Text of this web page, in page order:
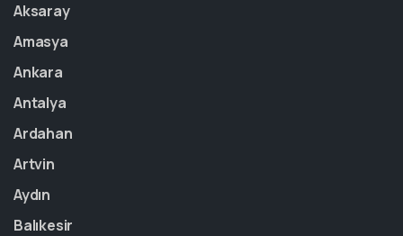
Aksaray
Amasya
Ankara
Antalya
Ardahan
Artvin
Aydın
Balıkesir